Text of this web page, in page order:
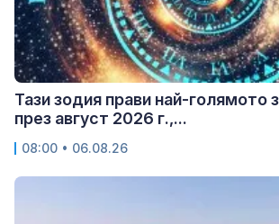
Тази зодия прави най-голямото
през август 2026 г.,...
08:00 • 06.08.26